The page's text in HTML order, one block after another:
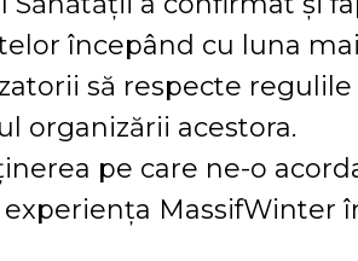
începând cu luna
să respecte regulile
organizării acestora.
pe care ne-o
MassifWinter